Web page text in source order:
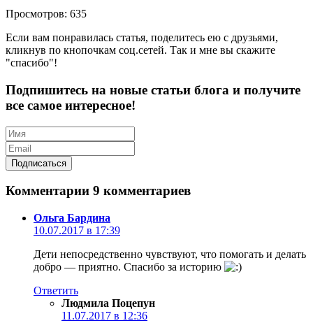
Просмотров: 635
Если вам понравилась статья, поделитесь ею с друзьями,
кликнув по кнопочкам соц.сетей. Так и мне вы скажите
"спасибо"!
Подпишитесь на новые статьи блога и получите
все самое интересное!
Комментарии 9 комментариев
Ольга Бардина
10.07.2017 в 17:39
Дети непосредственно чувствуют, что помогать и делать
добро — приятно. Спасибо за историю
Ответить
Людмила Поцепун
11.07.2017 в 12:36